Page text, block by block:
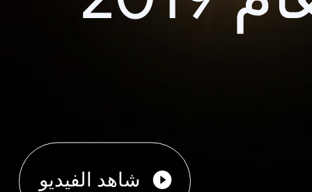
شاهد الفيديو